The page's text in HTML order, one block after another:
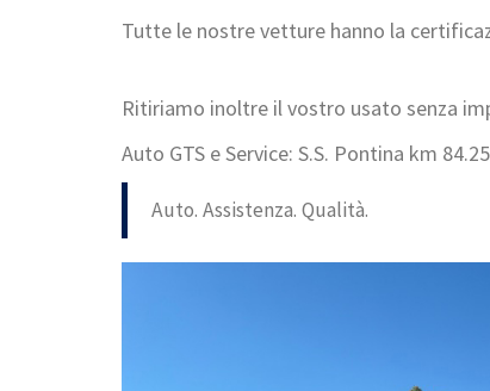
Tutte le nostre vetture hanno la
Ritiriamo inoltre il vostro usato senza
Auto GTS e Service: S.S. Pontina km
Auto. Assistenza. Qualità.